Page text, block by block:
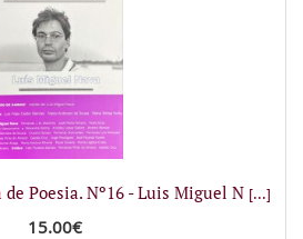
de Poesia. Nº16 - Luis Miguel N [...]
15.00€